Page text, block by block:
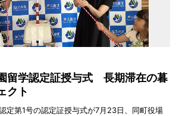
留学認定証授与式 長期滞在の暮
クト
定第1号の認定証授与式が7月23日、同町役場